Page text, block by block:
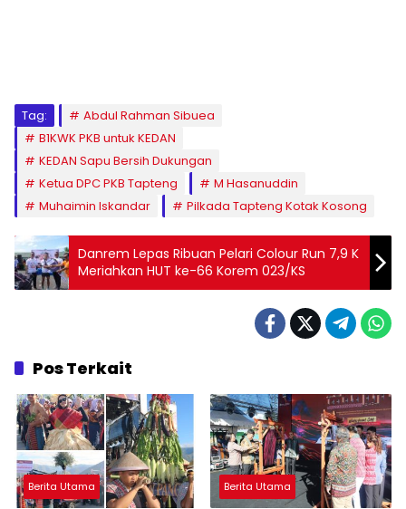
Tag:
Abdul Rahman Sibuea
B1KWK PKB untuk KEDAN
KEDAN Sapu Bersih Dukungan
Ketua DPC PKB Tapteng
M Hasanuddin
Muhaimin Iskandar
Pilkada Tapteng Kotak Kosong
Danrem Lepas Ribuan Pelari Colour Run 7,9 K
Meriahkan HUT ke-66 Korem 023/KS
Pos Terkait
Berita Utama Berita Utama